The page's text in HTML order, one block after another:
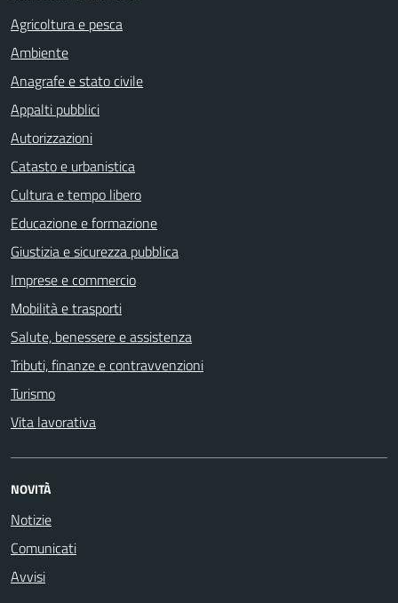
Agricoltura e pesca
Ambiente
Anagrafe e stato civile
Appalti pubblici
Autorizzazioni
Catasto e urbanistica
Cultura e tempo libero
Educazione e formazione
Giustizia e sicurezza pubblica
Imprese e commercio
Mobilità e trasporti
Salute, benessere e assistenza
Tributi, finanze e contravvenzioni
Turismo
Vita lavorativa
NOVITÀ
Notizie
Comunicati
Avvisi